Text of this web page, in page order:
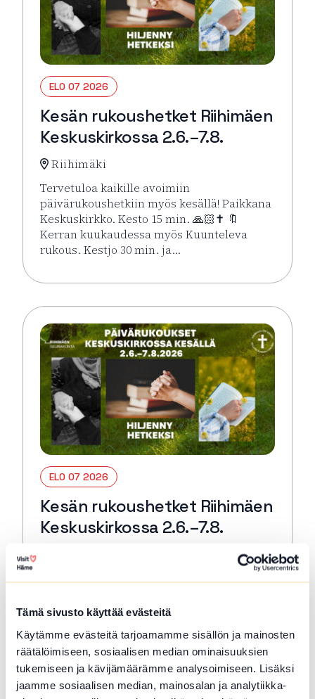
Tämä sivusto käyttää evästeitä
Käytämme evästeitä tarjoamamme sisällön ja mainosten
räätälöimiseen, sosiaalisen median ominaisuuksien
tukemiseen ja kävijämäärämme analysoimiseen. Lisäksi
jaamme sosiaalisen median, mainosalan ja analytiikka-
ELO 07 2026
Kesän rukoushetket Riihimäen
Keskuskirkossa 2.6.–7.8.
Riihimäki
Tervetuloa kaikille avoimiin
päivärukoushetkiin myös kesällä! Paikkana
Keskuskirkko. Kesto 15 min. 🙏🏻✝️ 🔖
Kerran kuukaudessa myös Kuunteleva
rukous. Kestjo 30 min. ja…
Lue lisää tapahtumasta Kesän rukoushetket
ELO 07 2026
Kesän rukoushetket Riihimäen
Keskuskirkossa 2.6.–7.8.
Tervetuloa kaikille avoimiin
Keskuskirkko. Kesto 15 min. 🙏🏻✝️ 🔖
rukous. Kestjo 30 min. ja…
Lue lisää tapahtumasta Kesän rukoushetket